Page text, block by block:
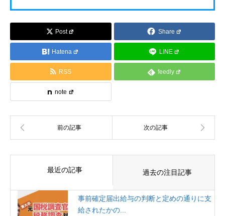
Post Share
Hatena LINE
RSS feedly
note
最近の記事 過去の注目記事
事前確定届出給与の判断と定めの通りに支
給されたかの...